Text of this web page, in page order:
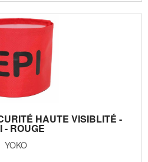
HAUTE VISIBLITÉ -
- ROUGE
YOKO